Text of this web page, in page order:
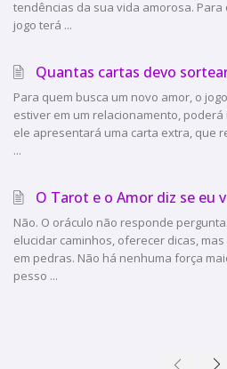
tendências da sua vida amorosa. Para
jogo terá ...
Quantas cartas devo
Para quem busca um novo amor, o
estiver em um relacionamento, poderá
ele apresentará uma carta extra, que
...
O Tarot e o Amor diz se eu
Não. O oráculo não responde
elucidar caminhos, oferecer dicas,
em pedras. Não há nenhuma força
pesso ...